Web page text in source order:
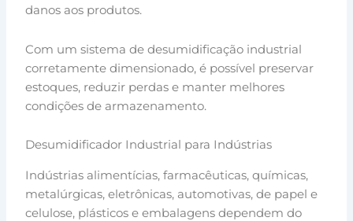
danos aos produtos.
Com um sistema de desumidificação industrial
corretamente dimensionado, é possível preservar
estoques, reduzir perdas e manter melhores
condições de armazenamento.
Desumidificador Industrial para Indústrias
Indústrias alimentícias, farmacêuticas, químicas,
metalúrgicas, eletrônicas, automotivas, de papel e
celulose, plásticos e embalagens dependem do